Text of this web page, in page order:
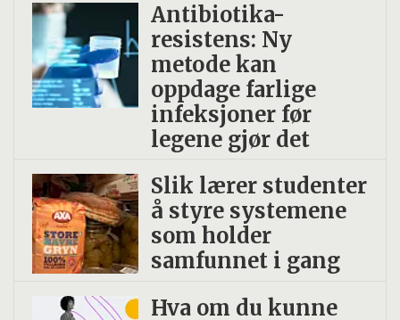
Antibiotika-
resistens: Ny
metode kan
oppdage farlige
infeksjoner før
legene gjør det
Slik lærer studenter
å styre systemene
som holder
samfunnet i gang
Hva om du kunne